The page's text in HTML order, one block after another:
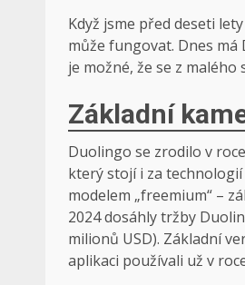
Když jsme před deseti
může fungovat. Dnes
je možné, že se z
Základní
Duolingo se zrodilo v
který stojí i za technologií
modelem „freemium“ –
2024 dosáhly tržby
milionů USD). Základní
aplikaci používali už v